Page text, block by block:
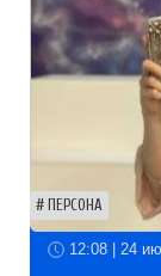
ПЕРСОНА
12:08 | 24